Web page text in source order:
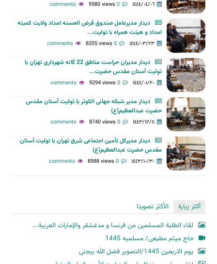
١٤٤٤/٠٤/٠٦ 0 comments
9580 views
دیدار مدیرعامل صندوق قرض الحسنه امداد ولایت کمیته
امداد و هیئت همراه با تولیت...
١٤٤٤/٠٣/٢٣ 0 comments
8355 views
دیدار مدیران حراست مناطق 22 گانه شهرداری تهران با
تولیت آستان مقدس حضرت...
١٤٤٤/٠١/٢٠ 0 comments
9294 views
دیدار مدیر شبکه جهانی الکوثر با تولیت آستان مقدس
حضرت عبدالعظیم(ع)
١٤٤٣/١٢/١١ 0 comments
8740 views
دیدار مدیرکل تأمین اجتماعی شرق تهران با تولیت آستان
مقدس حضرت عبدالعظیم(ع)
١٤٤٣/١٠/٣٠ 0 comments
8988 views
أكثر زيارة
الأكثر تصويتا
لقاء الطلبة المسلمين من فرنسا و مدغشقر والإمارات العربية...
حاج میثم مطیعی/ مسلمیه 1445
یوم الاربعین 1445/التصویر فضل الله بیجنی